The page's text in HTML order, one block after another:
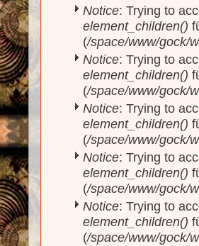
Notice: Trying to
element_children()
(/space/www/gock/
Notice: Trying to
element_children()
(/space/www/gock/
Notice: Trying to
element_children()
(/space/www/gock/
Notice: Trying to
element_children()
(/space/www/gock/
Notice: Trying to
element_children()
(/space/www/gock/